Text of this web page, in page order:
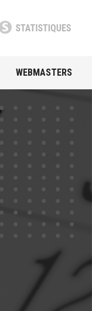
WEBMASTERS